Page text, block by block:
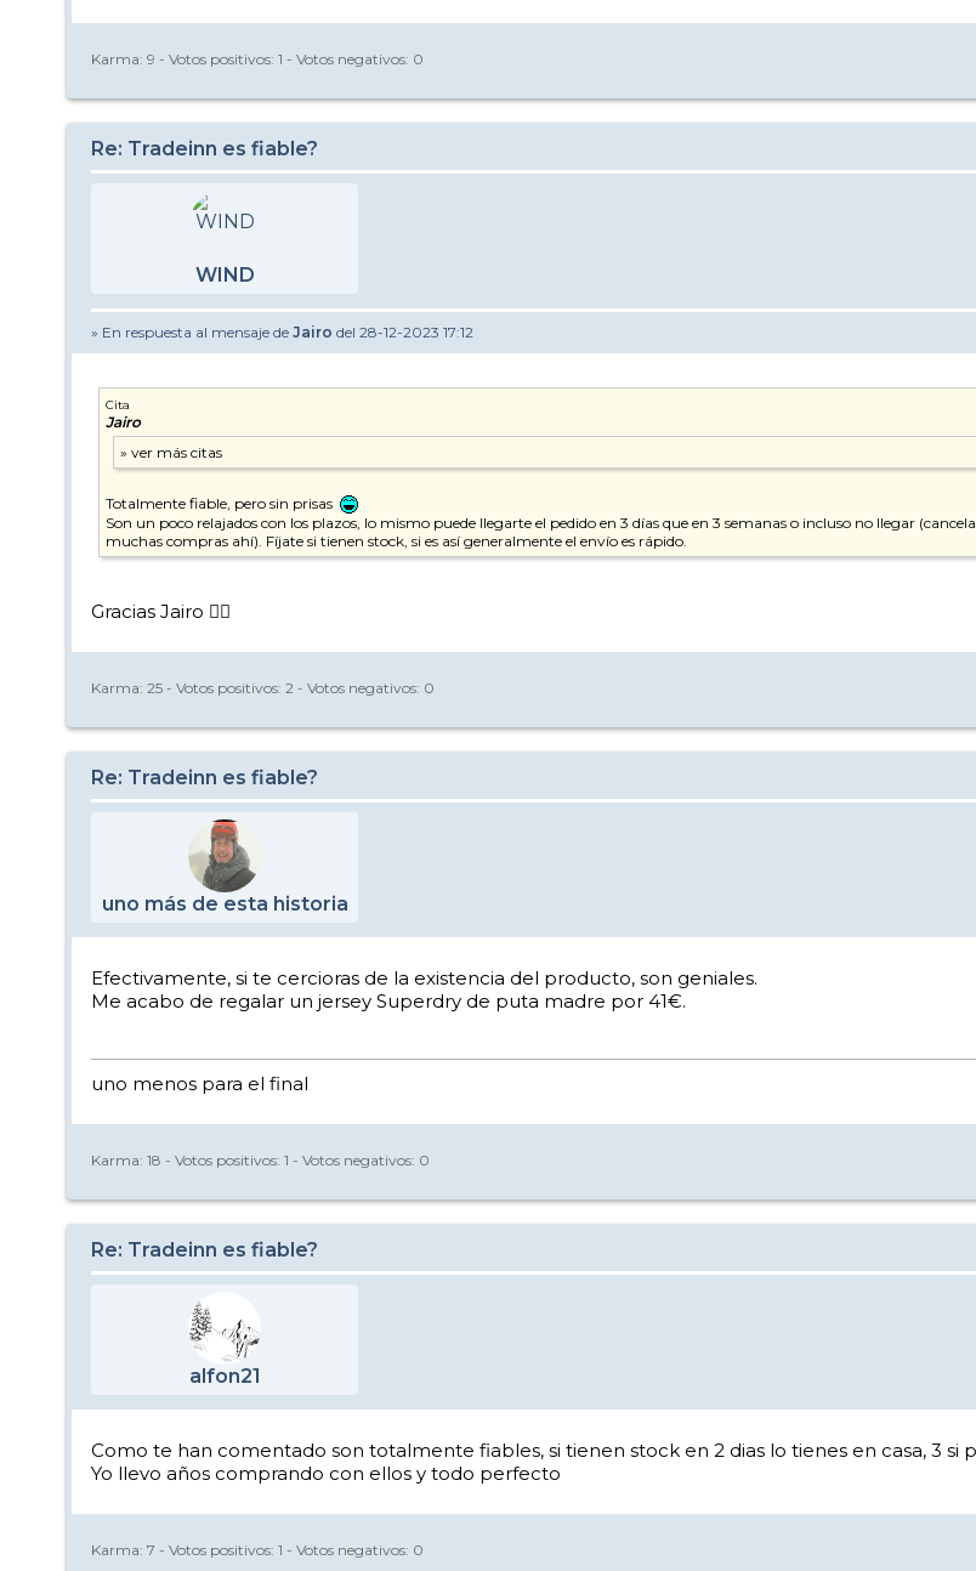
Karma: 9 - Votos positivos: 1 - Votos negativos: 0
Re: Tradeinn es fiable?
WIND
» En respuesta al mensaje de Jairo del 28-12-2023 17:12
Cita
Jairo
Totalmente fiable, pero sin prisas
Son un poco relajados con los plazos, lo mismo puede llegarte el pedido en 3 días que en 3 semanas o incluso no llegar
muchas compras ahí). Fíjate si tienen stock, si es así generalmente el envío es rápido.
Gracias Jairo 👍🏼
Karma: 25 - Votos positivos: 2 - Votos negativos: 0
Re: Tradeinn es fiable?
uno más de esta historia
Efectivamente, si te cercioras de la existencia del producto, son geniales.
Me acabo de regalar un jersey Superdry de puta madre por 41€.
uno menos para el final
Karma: 18 - Votos positivos: 1 - Votos negativos: 0
Re: Tradeinn es fiable?
alfon21
Como te han comentado son totalmente fiables, si tienen stock en 2 dias lo tienes en casa, 3
Yo llevo años comprando con ellos y todo perfecto
Karma: 7 - Votos positivos: 1 - Votos negativos: 0